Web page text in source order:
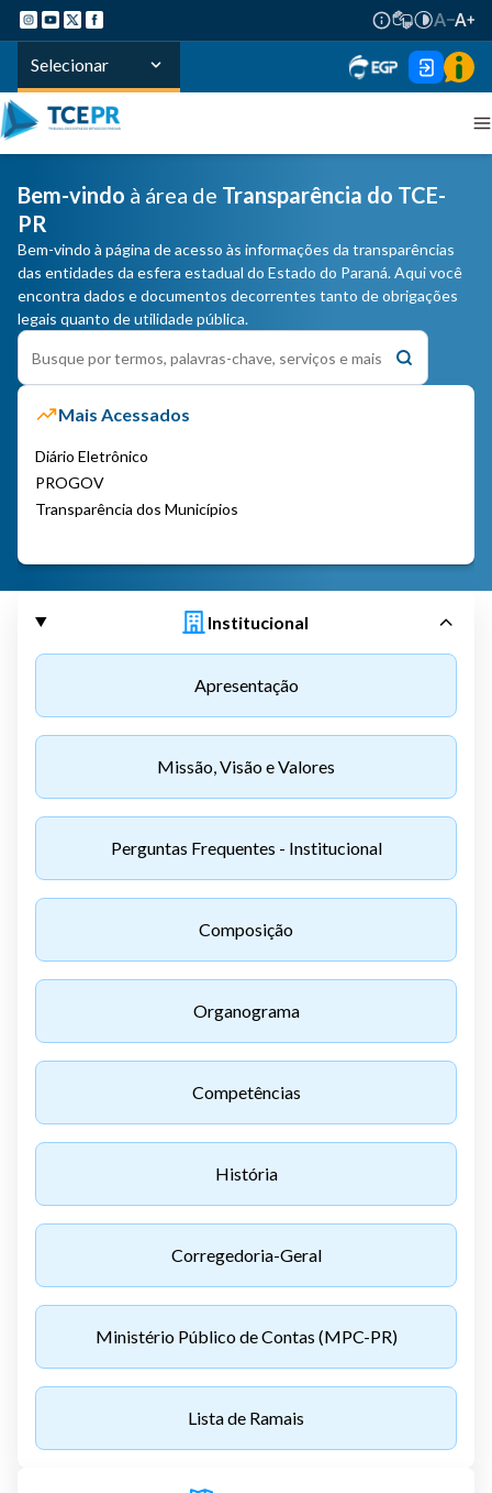
Selecionar
Bem-vindo à área de Transparência do TCE-
PR
Bem-vindo à página de acesso às informações da transparências
das entidades da esfera estadual do Estado do Paraná. Aqui você
encontra dados e documentos decorrentes tanto de obrigações
legais quanto de utilidade pública.
Mais Acessados
Diário Eletrônico
PROGOV
Transparência dos Municípios
Institucional
Apresentação
Missão, Visão e Valores
Perguntas Frequentes - Institucional
Composição
Organograma
Competências
História
Corregedoria-Geral
Ministério Público de Contas (MPC-PR)
Lista de Ramais